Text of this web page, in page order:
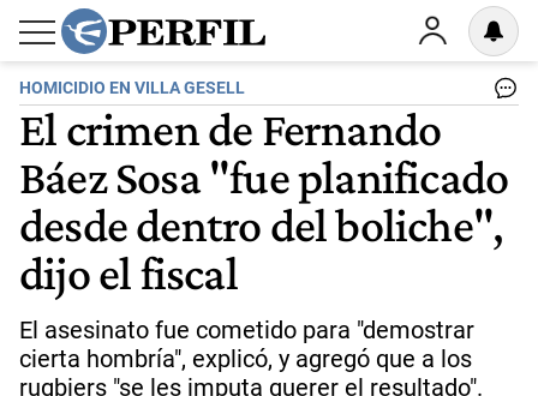
HOMICIDIO EN VILLA GESELL
El crimen de Fernando
Báez Sosa "fue planificado
desde dentro del boliche",
dijo el fiscal
El asesinato fue cometido para "demostrar
cierta hombría", explicó, y agregó que a los
rugbiers "se les imputa querer el resultado".